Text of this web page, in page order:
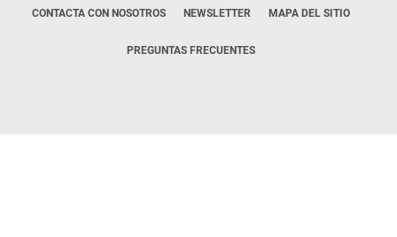
CONTACTA CON NOSOTROS NEWSLETTER MAPA DEL SITIO
PREGUNTAS FRECUENTES